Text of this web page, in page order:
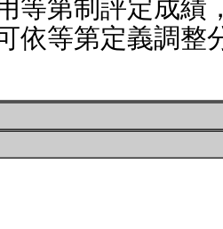
等第制評定成績
依等第定義調整